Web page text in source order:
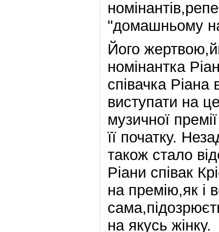
"домашньому
Його
номінантка
співачка Ріана
виступати на
музичної
її початку.
також стало
Ріани співак
на премію,як і
на якусь жінку.